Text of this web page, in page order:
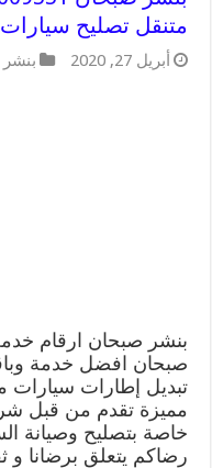
متنقل تصليح سيارات
أبريل 27, 2020
بنشر صبحان ارقام
صبحان افضل خدمة
تبديل إطارات سيارات
مميزة تقدم من قبل
خاصة بتصليح وصيانة
رضاكم يتعلق برضانا و